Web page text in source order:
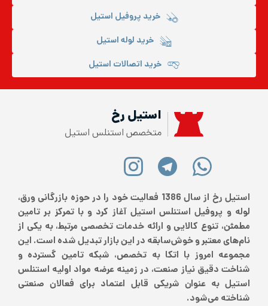
خرید پروفیل استیل
خرید لوله استیل
خرید اتصالات استیل
استیل رخ
متخصص استنلس استیل
استیل رخ از سال 1386 فعالیت خود را در حوزه بازرگانی ورق،
لوله و پروفیل استنلس استیل آغاز کرد و با تمرکز بر تامین
مطمئن، تنوع کالایی و ارائه خدمات تخصصی مرتبط، به یکی از
نام‌های معتبر و خوش‌سابقه در این بازار تبدیل شده است. این
مجموعه امروز با اتکا به تخصص، شبکه تامین گسترده و
شناخت دقیق نیاز صنعت، در زمینه عرضه مواد اولیه استنلس
استیل به عنوان شریکی قابل اعتماد برای فعالان صنعتی
شناخته می‌شود.